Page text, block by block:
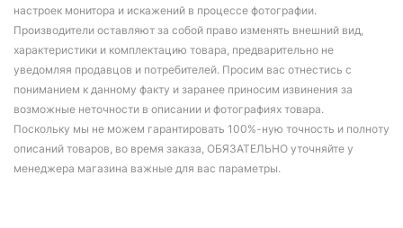
настроек монитора и искажений в процессе фотографии.
Производители оставляют за собой право изменять внешний вид,
характеристики и комплектацию товара, предварительно не
уведомляя продавцов и потребителей. Просим вас отнестись с
пониманием к данному факту и заранее приносим извинения за
возможные неточности в описании и фотографиях товара.
Поскольку мы не можем гарантировать 100%-ную точность и полноту
описаний товаров, во время заказа, ОБЯЗАТЕЛЬНО уточняйте у
менеджера магазина важные для вас параметры.